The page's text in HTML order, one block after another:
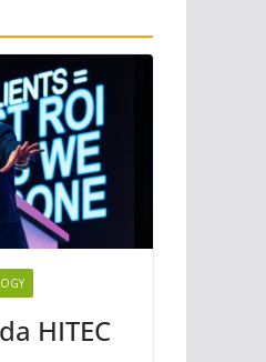
HITEC